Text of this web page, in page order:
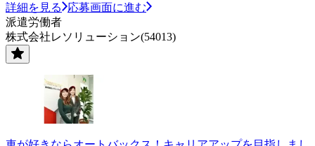
詳細を見る
応募画面に進む
派遣労働者
株式会社レソリューション(54013)